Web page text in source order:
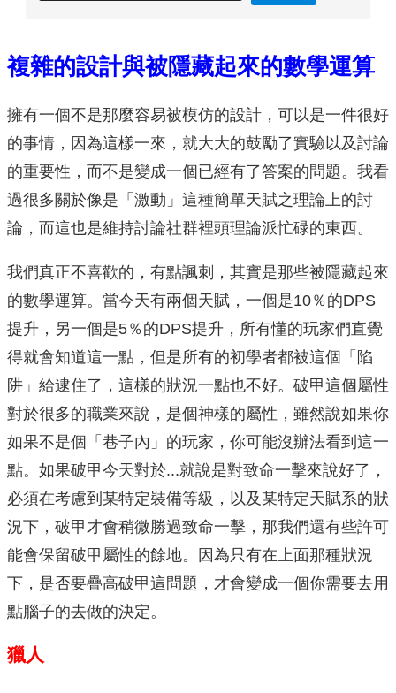
複雜的設計與被隱藏起來的數學運算
擁有一個不是那麼容易被模仿的設計，可以是一件很好
的事情，因為這樣一來，就大大的鼓勵了實驗以及討論
的重要性，而不是變成一個已經有了答案的問題。我看
過很多關於像是「激動」這種簡單天賦之理論上的討
論，而這也是維持討論社群裡頭理論派忙碌的東西。
我們真正不喜歡的，有點諷刺，其實是那些被隱藏起來
的數學運算。當今天有兩個天賦，一個是10％的DPS
提升，另一個是5％的DPS提升，所有懂的玩家們直覺
得就會知道這一點，但是所有的初學者都被這個「陷
阱」給逮住了，這樣的狀況一點也不好。破甲這個屬性
對於很多的職業來說，是個神樣的屬性，雖然說如果你
如果不是個「巷子內」的玩家，你可能沒辦法看到這一
點。如果破甲今天對於...就說是對致命一擊來說好了，
必須在考慮到某特定裝備等級，以及某特定天賦系的狀
況下，破甲才會稍微勝過致命一擊，那我們還有些許可
能會保留破甲屬性的餘地。因為只有在上面那種狀況
下，是否要疊高破甲這問題，才會變成一個你需要去用
點腦子的去做的決定。
獵人